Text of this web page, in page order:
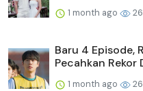
1 month ago
Baru 4 Episode,
Pecahkan Rekor
1 month ago